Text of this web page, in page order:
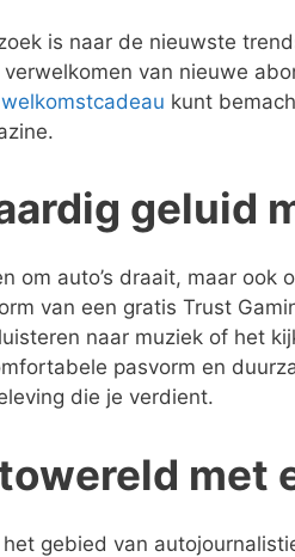
is naar de nieuwste
van nieuwe
welkomstcadeau kunt
geluid
om auto’s draait, maar
van een gratis Trust
naar muziek of het
pasvorm en
die je verdient.
met
gebied van